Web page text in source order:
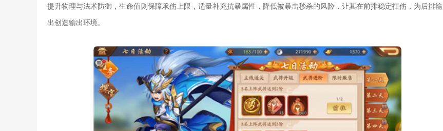
提升物理与法术防御，生命值则保障承伤上限，适量补充抗暴属性，降低被暴击秒杀的风险，让其在前排稳定扛伤，为后排输
出创造输出环境。